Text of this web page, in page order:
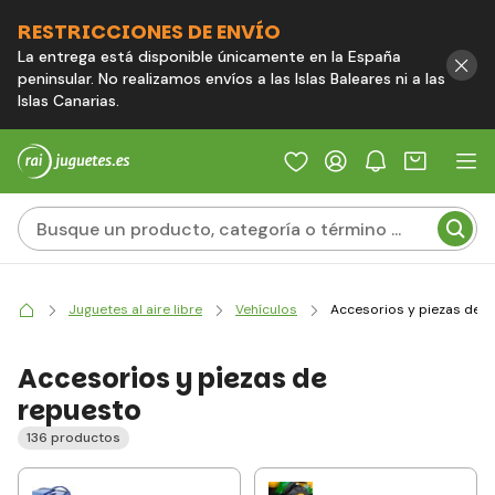
RESTRICCIONES DE ENVÍO
La entrega está disponible únicamente en la España
peninsular. No realizamos envíos a las Islas Baleares ni a las
Islas Canarias.
Juguetes al aire libre Vehículos Accesorios y piezas de
Accesorios y piezas de
repuesto
136 productos